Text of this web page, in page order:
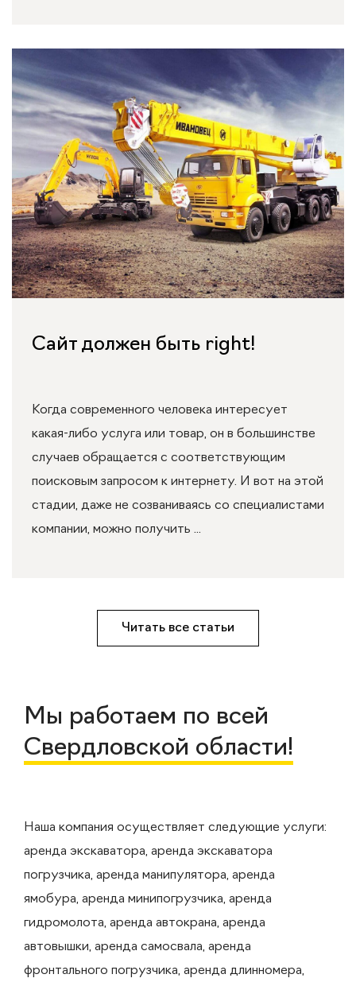
Сайт должен быть right!
Когда современного человека интересует
какая-либо услуга или товар, он в большинстве
случаев обращается с соответствующим
поисковым запросом к интернету. И вот на этой
стадии, даже не созваниваясь со специалистами
компании, можно получить ...
Читать все статьи
Мы работаем по всей
Свердловской области!
Наша компания осуществляет следующие услуги:
аренда экскаватора, аренда экскаватора
погрузчика, аренда манипулятора, аренда
ямобура, аренда минипогрузчика, аренда
гидромолота, аренда автокрана, аренда
автовышки, аренда самосвала, аренда
фронтального погрузчика, аренда длинномера,